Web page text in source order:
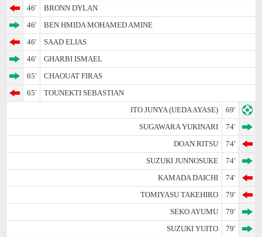
46'
BRONN DYLAN
46'
BEN HMIDA MOHAMED AMINE
46'
SAAD ELIAS
46'
GHARBI ISMAEL
65'
CHAOUAT FIRAS
65'
TOUNEKTI SEBASTIAN
ITO JUNYA (UEDA AYASE)
69'
SUGAWARA YUKINARI
74'
DOAN RITSU
74'
SUZUKI JUNNOSUKE
74'
KAMADA DAICHI
74'
TOMIYASU TAKEHIRO
79'
SEKO AYUMU
79'
SUZUKI YUITO
79'